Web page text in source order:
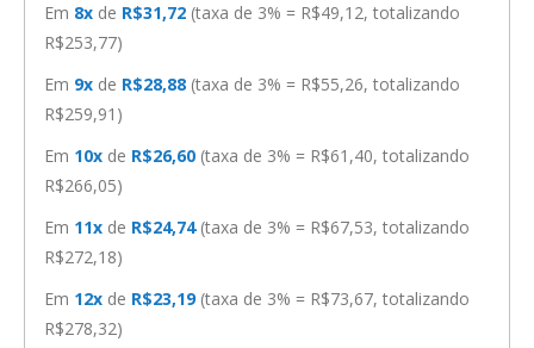
Em 8x de R$31,72 (taxa de 3% = R$49,12, totalizando
R$253,77)
Em 9x de R$28,88 (taxa de 3% = R$55,26, totalizando
R$259,91)
Em 10x de R$26,60 (taxa de 3% = R$61,40, totalizando
R$266,05)
Em 11x de R$24,74 (taxa de 3% = R$67,53, totalizando
R$272,18)
Em 12x de R$23,19 (taxa de 3% = R$73,67, totalizando
R$278,32)